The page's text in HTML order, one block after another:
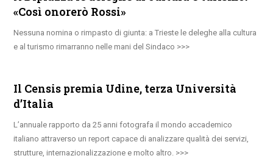
«Così onorerò Rossi»
Nessuna nomina o rimpasto di giunta: a Trieste le deleghe alla cultura
e al turismo rimarranno nelle mani del Sindaco
Il Censis premia Udine, terza Università
d’Italia
L’annuale rapporto da 25 anni fotografa il mondo accademico
italiano attraverso un report capace di analizzare qualità dei servizi,
strutture, internazionalizzazione e molto altro.